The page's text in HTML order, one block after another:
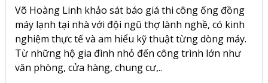
Võ Hoàng Linh khảo sát báo giá thi công ống đồng
máy lạnh tại nhà với đội ngũ thợ lành nghề, có kinh
nghiệm thực tế và am hiểu kỹ thuật từng dòng máy.
Từ những hộ gia đình nhỏ đến công trình lớn như
văn phòng, cửa hàng, chung cư,..